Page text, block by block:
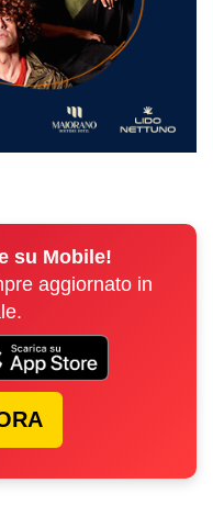
su Mobile!
aggiornato in